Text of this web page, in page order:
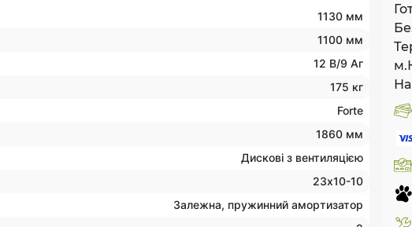
1130 мм
1100 мм
12 В/9 Аг
175 кг
Forte
1860 мм
Дискові з вентиляцією
23х10-10
Залежна, пружинний амортизатор